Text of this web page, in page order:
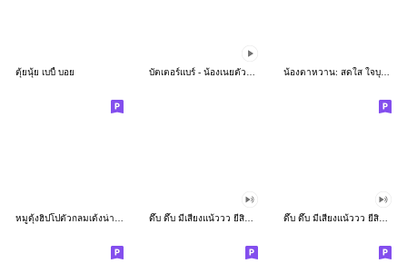
ตุ้ยนุ้ย เบบี้ บอย น้องตาหวาน: สดใส ใจบุญ (สีพาสเทล)
หมูดุ้งฮิปโปตัวกลมเด้งน่ารัก ดึ๊บ ดึ๊บ มีเสียงแน้ววว ยี่สิบเจ็ด ดึ๊บ ดึ๊บ มีเสียงแน้ววว ยี่สิบหก